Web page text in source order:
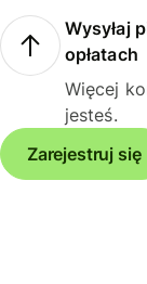
Wysyłaj
opłatach
Więcej
jesteś.
Zarejestruj się